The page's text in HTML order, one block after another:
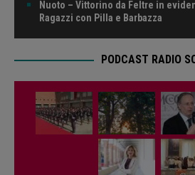
Nuoto – Vittorino da Feltre in
Ragazzi con Pilla e Barbazza
PODCAST RADIO